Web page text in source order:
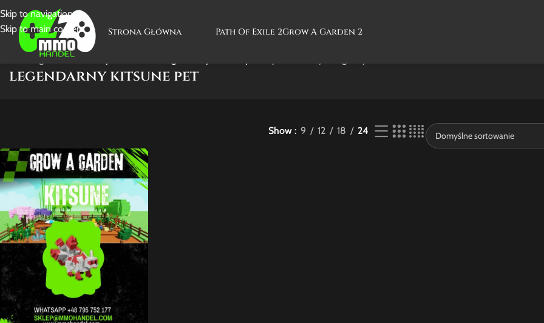
Skip to navigation
Skip to main content
Strona Główna Path Of Exile 2Grow A Garden 2
Strona główna/Produkty oznaczone “legendarny kitsune pet”
legendarny kitsune pet
Show 9 12 18 24